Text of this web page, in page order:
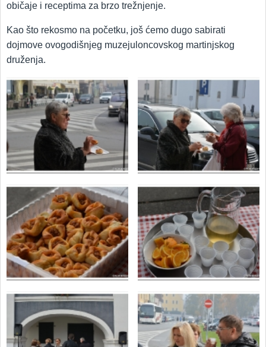
običaje i receptima za brzo trežnjenje.
Kao što rekosmo na početku, još ćemo dugo sabirati
dojmove ovogodišnjeg muzejuloncovskog martinjskog
druženja.